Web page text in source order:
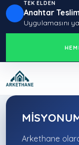
TEK ELDEN
Anahtar
Uygulamasını
Arkethane